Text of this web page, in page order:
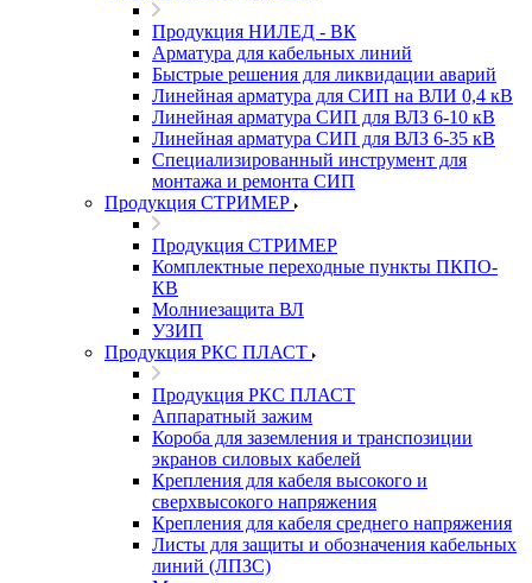
Продукция НИЛЕД - ВК
Арматура для кабельных линий
Быстрые решения для ликвидации аварий
Линейная арматура для СИП на ВЛИ 0,4 кВ
Линейная арматура СИП для ВЛЗ 6-10 кВ
Линейная арматура СИП для ВЛЗ 6-35 кВ
Специализированный инструмент для
монтажа и ремонта СИП
Продукция СТРИМЕР
Продукция СТРИМЕР
Комплектные переходные пункты ПКПО-
КВ
Молниезащита ВЛ
УЗИП
Продукция РКС ПЛАСТ
Продукция РКС ПЛАСТ
Аппаратный зажим
Короба для заземления и транспозиции
экранов силовых кабелей
Крепления для кабеля высокого и
сверхвысокого напряжения
Крепления для кабеля среднего напряжения
Листы для защиты и обозначения кабельных
линий (ЛПЗС)